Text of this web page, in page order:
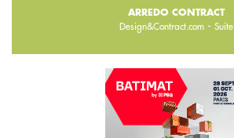
ARREDO CONTRACT
Design&Contract.com- Suite